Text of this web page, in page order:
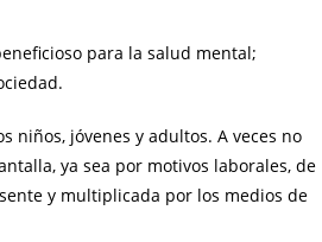
para la salud mental;
niños, jóvenes y adultos. A veces no
ya sea por motivos laborales, de
y multiplicada por los medios de